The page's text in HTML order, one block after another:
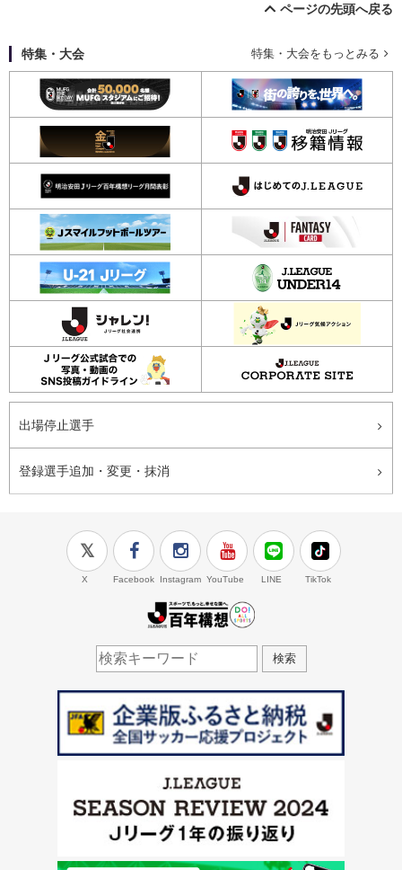
ページの先頭へ戻る
特集・大会 特集・大会をもっとみる
出場停止選手
登録選手追加・変更・抹消
X Facebook Instagram YouTube LINE TikTok
検索